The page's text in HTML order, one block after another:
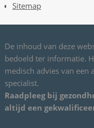
Sitemap
De inhoud van deze
bedoeld ter informatie.
medisch advies van een
specialist.
Raadpleeg bij
altijd een